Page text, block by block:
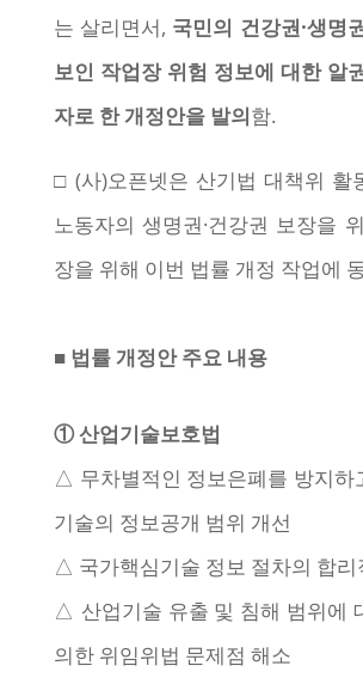
는 살리면서, 국민의 건강권·생명
보인 작업장 위험 정보에 대한 알
자로 한 개정안을 발의함.
□ (사)오픈넷은 산기법 대책위 활
노동자의 생명권·건강권 보장을
장을 위해 이번 법률 개정 작업에
■ 법률 개정안 주요 내용
① 산업기술보호법
△ 무차별적인 정보은폐를 방지하
기술의 정보공개 범위 개선
△ 국가핵심기술 정보 절차의 합리
△ 산업기술 유출 및 침해 범위에
의한 위임위법 문제점 해소